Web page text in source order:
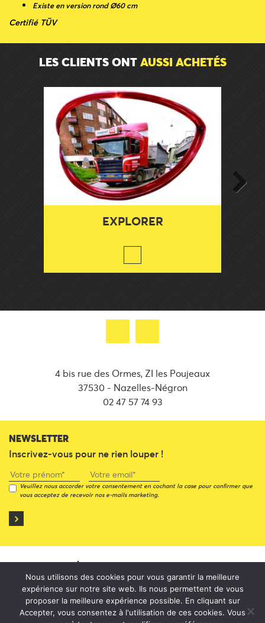
Existe en version rond Ø60 cm
Certifié TÜV
LES CLIENTS ONTAUSSI ACHETÉS
EXPLORER
4 bis rue des Ormes, ZI les Poujeaux
37530 - Nazelles-Négron
02 47 57 74 93
NEWSLETTER
Inscrivez-vous pour ne rien louper !
Veuillez nous accorder votre consentement en cochant la case pour confirmer que
vous acceptez de recevoir nos e-mails marketing.
© 2026 - CLINIQUE SÉCURITÉ LOGISTIQUE
Nous utilisons des cookies pour vous garantir la meilleure
expérience sur notre site web. Ils nous permettent de vous
proposer la meilleure expérience possible. En cliquant sur
Accepter, vous consentez à l'utilisation de ces cookies. Vous